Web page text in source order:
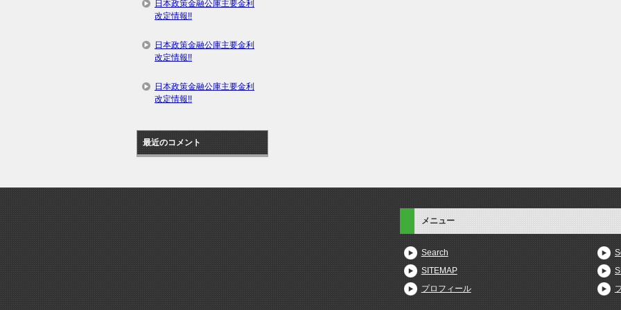
日本政策金融公庫主要金利
改定情報!!
日本政策金融公庫主要金利
改定情報!!
日本政策金融公庫主要金利
改定情報!!
最近のコメント
メニュー
Search
SITEMAP
プロフィール